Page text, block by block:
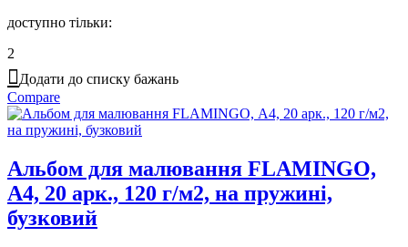
доступно тільки:
2
Додати до списку бажань
Compare
Альбом для малювання FLAMINGO,
А4, 20 арк., 120 г/м2, на пружині,
бузковий